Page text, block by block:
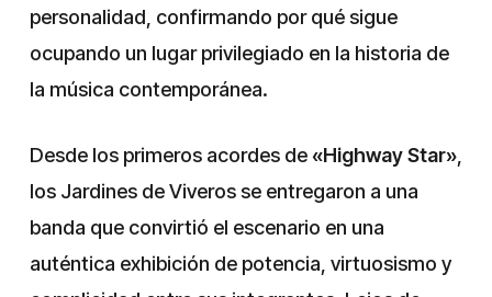
personalidad, confirmando por qué sigue
ocupando un lugar privilegiado en la historia de
la música contemporánea.
Desde los primeros acordes de«Highway Star»,
los Jardines de Viveros se entregaron a una
banda que convirtió el escenario en una
auténtica exhibición de potencia, virtuosismo y